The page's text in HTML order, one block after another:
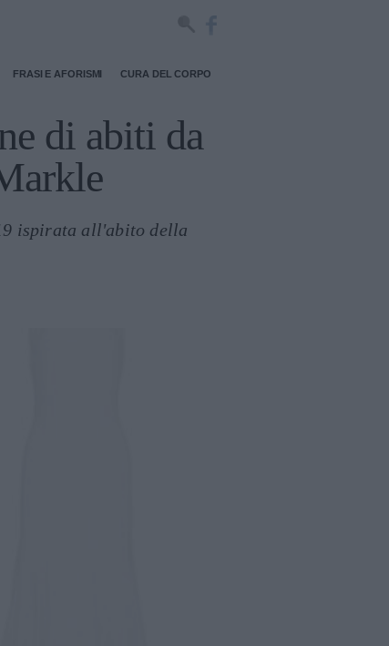
FRASI E AFORISMI CURA DEL CORPO
di abiti da
ispirata all'abito della